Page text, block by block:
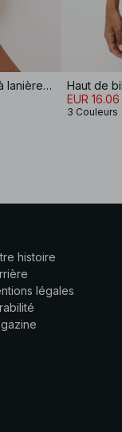
Haut de bikini à larges bretelles et à lanières torsadées sur le devant
EUR 16.06
3 Couleurs
histoire
légales